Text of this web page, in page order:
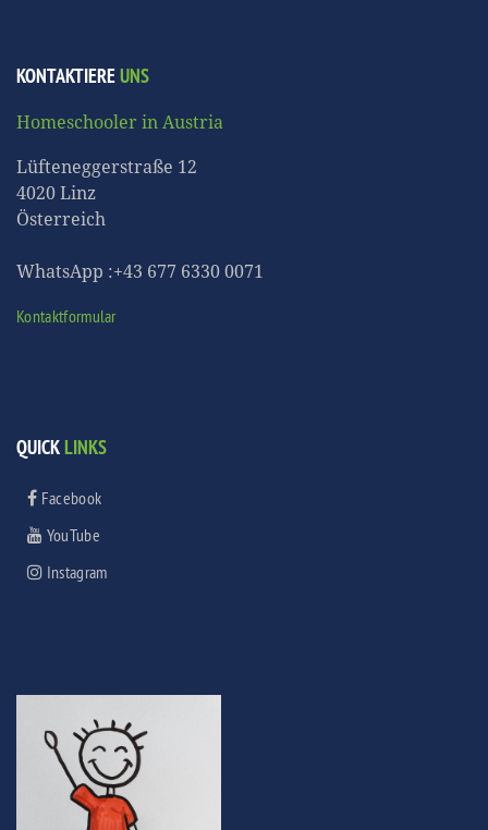
KONTAKTIEREUNS
Homeschooler in Austria
Lüfteneggerstraße 12
4020 Linz
Österreich
WhatsApp :+43 677 6330 0071
Kontaktformular
QUICKLINKS
Facebook
YouTube
Instagram